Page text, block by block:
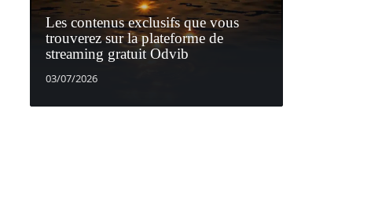
Les contenus exclusifs que vous
trouverez sur la plateforme de
streaming gratuit Odvib
03/07/2026